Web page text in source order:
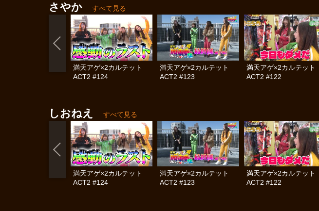
さやか すべて見る
満天アゲ×2カルテット
ACT2 #124
満天アゲ×2カルテット
ACT2 #123
満天アゲ×2カルテット
ACT2 #122
しおねえ すべて見る
満天アゲ×2カルテット
ACT2 #124
満天アゲ×2カルテット
ACT2 #123
満天アゲ×2カルテット
ACT2 #122